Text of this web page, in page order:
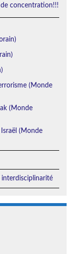
concentration!!!
(Monde
(Monde
(Monde